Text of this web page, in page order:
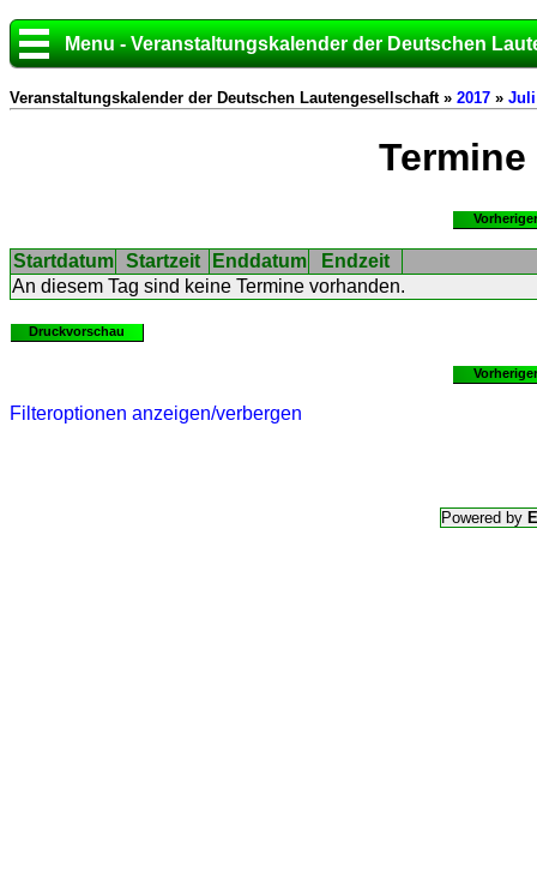
Menu - Veranstaltungskalender der Deutschen
Veranstaltungskalender der Deutschen Lautengesellschaft » 2017 » Juli
Termine
Startdatum Startzeit Enddatum
Endzeit
An diesem Tag sind keine Termine vorhanden.
Druckvorschau
Filteroptionen anzeigen/verbergen
Powered by